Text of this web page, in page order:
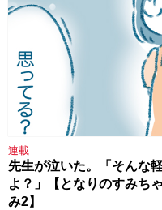
連載
先生が泣いた。「そんな
よ？」【となりのすみち
み2】